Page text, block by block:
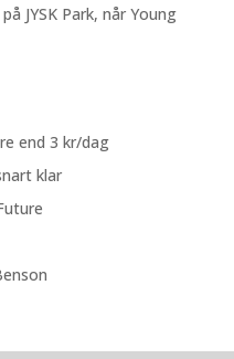
JYSK Park, når Young
end 3 kr/dag
klar